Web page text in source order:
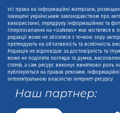
Усі права на інформаційні матеріали,
захищені українським законодавством про
використанні, передруку інформаційних та
гіперпосилання на «UaNews» має міститися в
редакції може не збігатися з точкою зору
претендують на об'єктивність та всебічність
Редакція не відповідає за достовірність та
може не поділяти погляди та думки,
статей, а сам ресурс виконує винятково роль
публікуються на правах реклами.
інтелектуальною власністю інтернет-ресурсу